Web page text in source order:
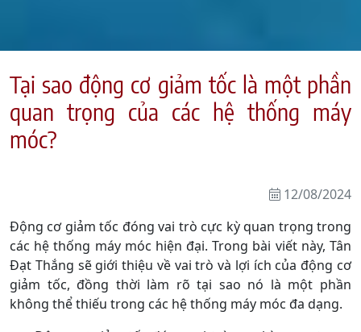
Tại sao động cơ giảm tốc là một phần
quan trọng của các hệ thống máy
móc?
12/08/2024
Động cơ giảm tốc đóng vai trò cực kỳ quan trọng trong
các hệ thống máy móc hiện đại. Trong bài viết này, Tân
Đạt Thắng sẽ giới thiệu về vai trò và lợi ích của động cơ
giảm tốc, đồng thời làm rõ tại sao nó là một phần
không thể thiếu trong các hệ thống máy móc đa dạng.